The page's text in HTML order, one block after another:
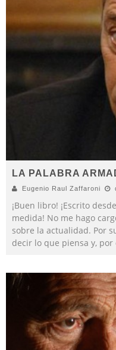
LA PALABRA
Eugenio Raul Zaffaroni
¡Buen libro! ¡Escrito
medida! No me hago
sobre la actualidad. Por
decir lo que piensa y, por